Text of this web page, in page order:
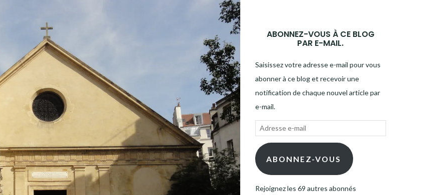
ABONNEZ-VOUS À CE BLOG
PAR E-MAIL.
Saisissez votre adresse e-mail pour vous
abonner à ce blog et recevoir une
notification de chaque nouvel article par
e-mail.
Adresse
mail ABONNEZ-VOUS
Rejoignez les 69 autres abonnés